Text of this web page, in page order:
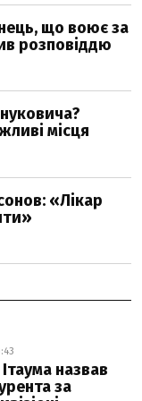
Ітаума назвав
за